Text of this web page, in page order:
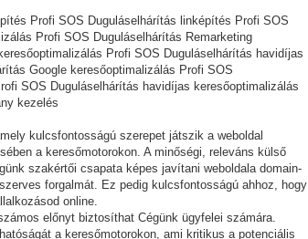
Profi SOS Duguláselhárítás linképítés Profi SOS
Profi SOS Duguláselhárítás Remarketing
Profi SOS Duguláselhárítás havidíjas
Google keresőoptimalizálás Profi SOS
SOS Duguláselhárítás havidíjas keresőoptimalizálás
kezelés
kulcsfontosságú szerepet játszik a weboldal
a keresőmotorokon. A minőségi, releváns külső
szakértői csapata képes javítani weboldala domain-
forgalmát. Ez pedig kulcsfontosságú ahhoz, hogy
online.
előnyt biztosíthat Cégünk ügyfelei számára.
a keresőmotorokon, ami kritikus a potenciális